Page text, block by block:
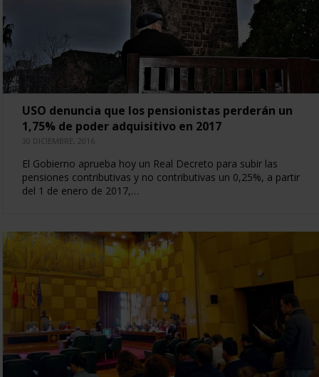
USO denuncia que los pensionistas perderán un
1,75% de poder adquisitivo en 2017
30 DICIEMBRE, 2016
El Gobierno aprueba hoy un Real Decreto para subir las
pensiones contributivas y no contributivas un 0,25%, a partir
del 1 de enero de 2017,…